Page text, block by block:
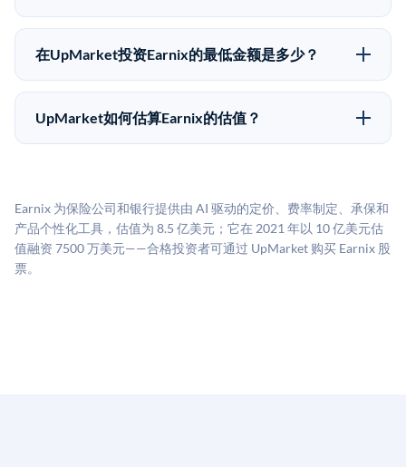
为FINRA注册的经纪交易商促成这些交易，代表双方处
理合规、文件和结算事宜。
Pre-IPO持股主要有两种退出途径：在二级市场将股份出
售给其他买家，或持有直到公司完成IPO或被收购。两
市场条件。任何退出的时间都是不可预测的，投资者应
做好多年持有的准备。
在UpMarket投资Earnix的最低金额是多少？
UpMarket上大多数Pre-IPO产品的最低投资金额为
50,000美元。具体金额可能因产品和股份供应情况而有
UpMarket如何估算Earnix的估值？
司可比倍数应用私有公司折扣，以反映流动性不足和信
息不对称。此估值不构成投资建议，可能与实际交易价
Earnix 为保险公司和银行提供由 AI 驱动的定价、费率制定、承保和
产品个性化工具，估值为 8.5 亿美元；它在 2021 年以 10 亿美元估
值融资 7500 万美元——合格投资者可通过 UpMarket 购买 Earnix 股
票。